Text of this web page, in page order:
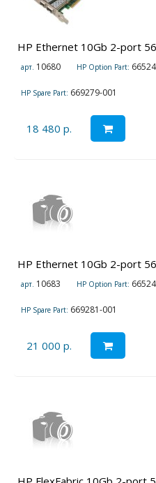
HP Ethernet 10Gb 2-port
арт. 10680 HP Option Part:
HP Spare Part: 669279-001
18 480 р.
HP Ethernet 10Gb 2-port
арт. 10683 HP Option Part:
HP Spare Part: 669281-001
21 000 р.